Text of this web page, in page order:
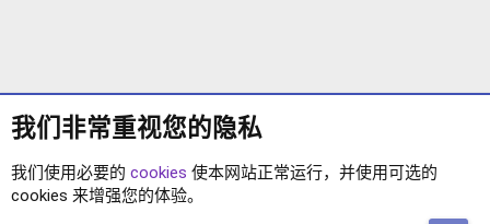
站长互助
我们非常重视您的隐私
我们使用必要的 cookies 使本网站正常运行，并使用可选的
cookies 来增强您的体验。